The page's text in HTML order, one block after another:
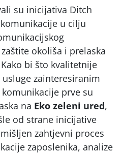
su inicijativa Ditch
u cilju
okoliša i prelaska
bi što kvalitetnije
zainteresiranim
prve su
na Eko zeleni ured,
od strane inicijative
zahtjevni proces
zaposlenika, analize